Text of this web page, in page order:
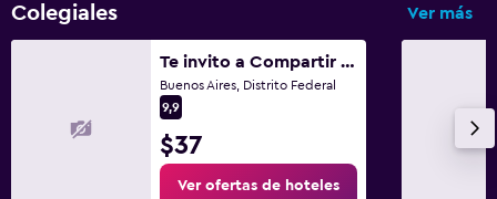
Colegiales Ver más
Te invito a Compartir mi Depto. Artlovers. Solo Damas.
Buenos Aires, Distrito Federal
9,9
$37
Ver ofertas de hoteles